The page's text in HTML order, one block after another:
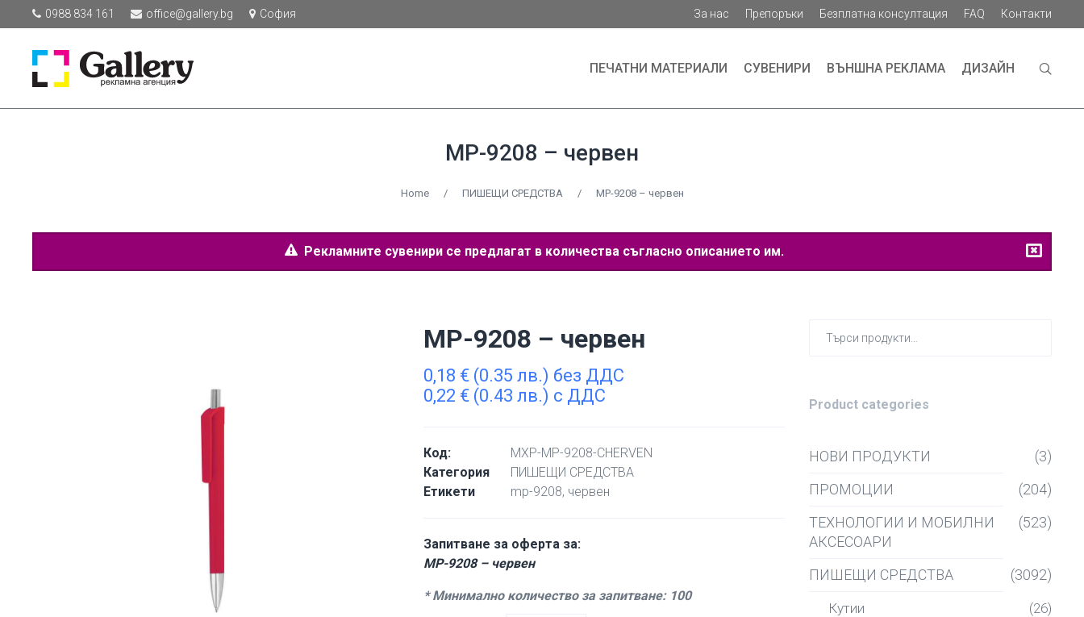
0988 834 161 office@gallery.bg София За нас Препоръки Безплатна консултация FAQ Контакти
ПЕЧАТНИ МАТЕРИАЛИ СУВЕНИРИ ВЪНШНА РЕКЛАМА ДИЗАЙН
MP-9208 – червен
Home / ПИШЕЩИ СРЕДСТВА / MP-9208 – червен
Рекламните сувенири се предлагат в количества съгласно описанието им.
MP-9208 – червен
0,18 € (0.35 лв.) без ДДС
0,22 € (0.43 лв.) с ДДС
Код:
MXP-MP-9208-CHERVEN
Категория
ПИШЕЩИ СРЕДСТВА
Етикети
mp-9208, червен
Запитване за оферта за:
MP-9208 – червен
* Минимално количество за запитване: 100
Product categories
НОВИ ПРОДУКТИ
(3)
ПРОМОЦИИ
(204)
ТЕХНОЛОГИИ И МОБИЛНИ
АКСЕСОАРИ
(523)
ПИШЕЩИ СРЕДСТВА (3092)
Кутии (26)